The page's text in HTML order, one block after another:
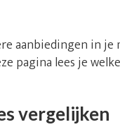
aanbiedingen in
pagina lees je
vergelijken